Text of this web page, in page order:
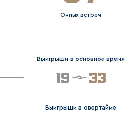
Очных встреч
Выигрыши в основное время
19 33
Выигрыши в овертайме